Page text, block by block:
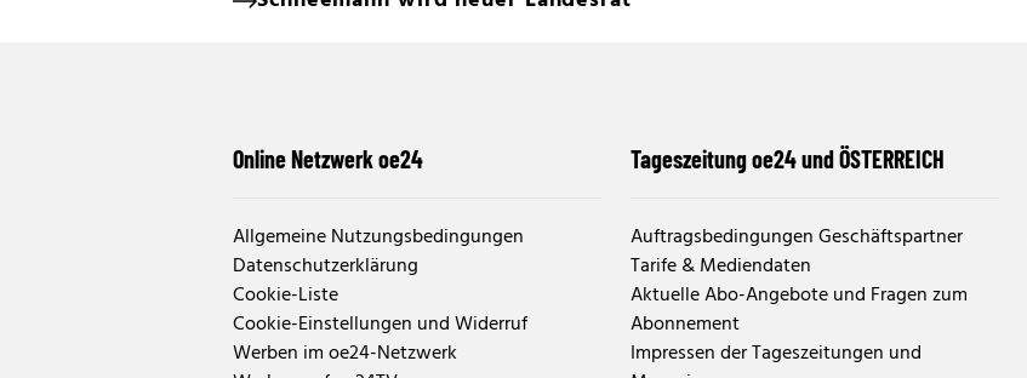
Online Netzwerk oe24
Allgemeine Nutzungsbedingungen
Datenschutzerklärung
Cookie-Liste
Cookie-Einstellungen und Widerruf
Werben im oe24-Netzwerk
Tageszeitung oe24 und ÖSTERREICH
Auftragsbedingungen Geschäftspartner
Tarife & Mediendaten
Aktuelle Abo-Angebote und Fragen zum
Abonnement
Impressen der Tageszeitungen und